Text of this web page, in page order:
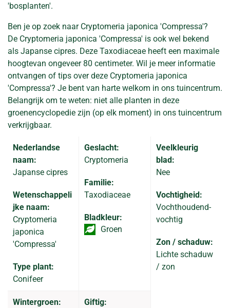
'bosplanten'.
Ben je op zoek naar Cryptomeria japonica 'Compressa'?
De Cryptomeria japonica 'Compressa' is ook wel bekend
als Japanse cipres. Deze Taxodiaceae heeft een maximale
hoogtevan ongeveer 80 centimeter. Wil je meer informatie
ontvangen of tips over deze Cryptomeria japonica
'Compressa'? Je bent van harte welkom in ons tuincentrum.
Belangrijk om te weten: niet alle planten in deze
groenencyclopedie zijn (op elk moment) in ons tuincentrum
verkrijgbaar.
Nederlandse
naam:
Japanse cipres
Wetenschappeli
jke naam:
Cryptomeria
japonica
'Compressa'
Type plant:
Conifeer
Geslacht:
Cryptomeria
Familie:
Taxodiaceae
Bladkleur:
Groen
Veelkleurig
blad:
Nee
Vochtigheid:
Vochthoudend-
vochtig
Zon / schaduw:
Lichte schaduw
/ zon
Wintergroen:
Giftig: